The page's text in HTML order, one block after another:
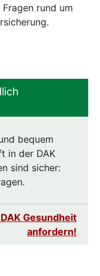
rund um
bequem
in der DAK
sind sicher:
Gesundheit
anfordern!